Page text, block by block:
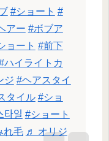
#ショート #
アー #ボブア
ョート #前下
ハイライトカ
ジ #ヘアスタイ
タイル #ショ
#ショート
れ毛 ♬ オリジ